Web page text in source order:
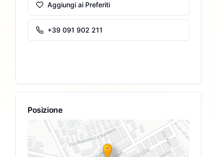
Aggiungi ai Preferiti
+39 091 902 211
Posizione